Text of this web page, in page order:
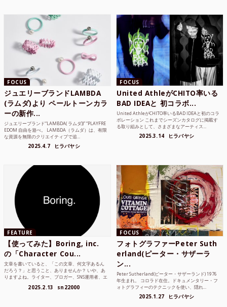
FOCUS
ジュエリーブランドLAMBDA
(ラムダ)より ペールトーンカラ
ーの新作...
ジュエリーブランド“LAMBDA( ラムダ))” “PLAYFRE
EDOM 自由を遊べ。 LAMBDA（ラムダ）は、有限
な資源を無限のクリエイティブで追...
2025.4.7 ヒラバヤシ
FOCUS
United AthleがCHITO率いる
BAD IDEAと 初コラボ...
United AthleがCHITO率いるBAD IDEAと初のコラ
ボレーション これまでシーズンカタログに掲載す
る取り組みとして、さまざまなアーティス...
2025.3.14 ヒラバヤシ
FEATURE
【使ってみた】Boring, inc.
の「Character Cou...
文章を書いていると、「この文章、何文字あるん
だろう？」と思うこと、ありませんか？ いや、あ
りますよね。ライター、ブロガー、SNS運用者、エ
2025.2.13 sn22000
FOCUS
フォトグラファーPeter Suth
erland(ピーター・サザーラ
ン...
Peter Sutherland(ピーター・サザーランド) 1976
年生まれ。 コロラド在住。ドキュメンタリー・フ
ォトグラフィーのテクニックを使い、隠れ...
2025.1.27 ヒラバヤシ